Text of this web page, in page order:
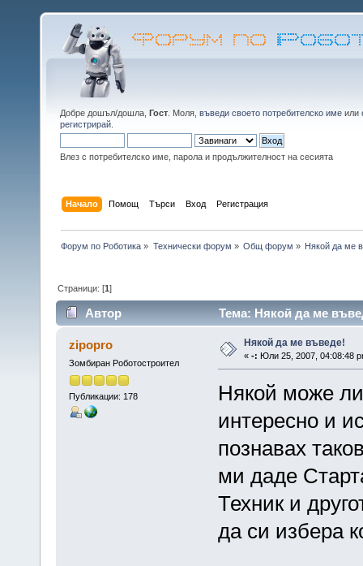
Добре дошъл/дошла, Гост . Моля, въведи своето потребителско име или
регистрирай
Влез с потребителско име, парола и продължителност на сесията
Начало Помощ Търси Вход Регистрация
Форум по Роботика » Технически форум » Общ форум » Някой да ме
Страници: [1]
Автор Тема: Някой да ме
zipopro
Зомбиран Роботостроител
Публикации: 178
Някой да ме въведе!
« -: Юли 25, 2007, 04:08:48
Някой може
интересно и
познавах
ми даде
Техник и
да си избера